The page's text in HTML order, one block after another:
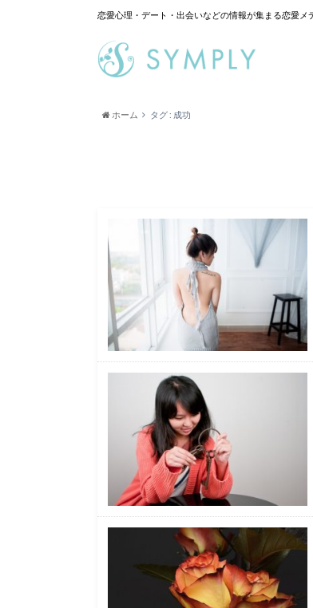
恋愛心理・デート・出会いなどの情報が集まる恋愛メ
ホーム タグ : 成功